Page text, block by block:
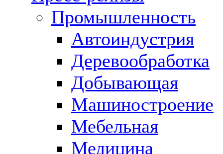
Промышленность
Автоиндустрия
Деревообработка
Добывающая
Машиностроение
Мебельная
Медицина